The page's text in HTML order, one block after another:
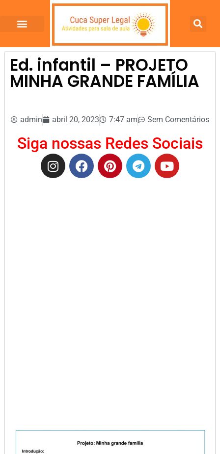
Ed. infantil – PROJETO
MINHA GRANDE FAMÍLIA
admin abril 20, 2023 7:47 am Sem Comentários
Siga nossas Redes Sociais